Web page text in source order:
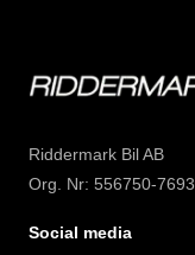
Riddermark Bil AB
Org. Nr: 556750-7693
Social media